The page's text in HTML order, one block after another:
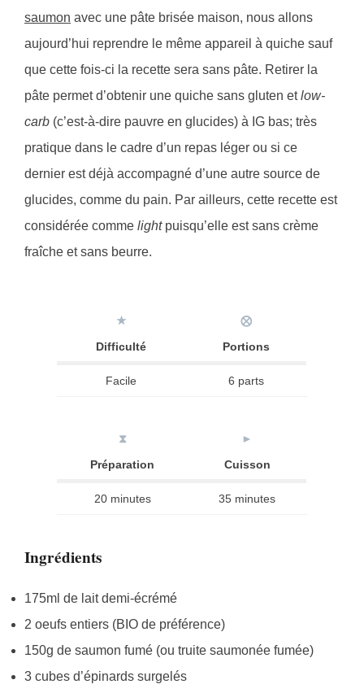
saumon avec une pâte brisée maison, nous allons
aujourd’hui reprendre le même appareil à quiche sauf
que cette fois-ci la recette sera sans pâte. Retirer la
pâte permet d’obtenir une quiche sans gluten etlow-
carb (c’est-à-dire pauvre en glucides) à IG bas; très
pratique dans le cadre d’un repas léger ou si ce
dernier est déjà accompagné d’une autre source de
glucides, comme du pain. Par ailleurs, cette recette est
considérée comme lightpuisqu’elle est sans crème
fraîche et sans beurre.
★
Difficulté
⨂
Portions
Facile 6 parts
⧗
Préparation
►
Cuisson
20 minutes 35 minutes
Ingrédients
175ml de lait demi-écrémé
2 oeufs entiers (BIO de préférence)
150g de saumon fumé (ou truite saumonée fumée)
3 cubes d’épinards surgelés